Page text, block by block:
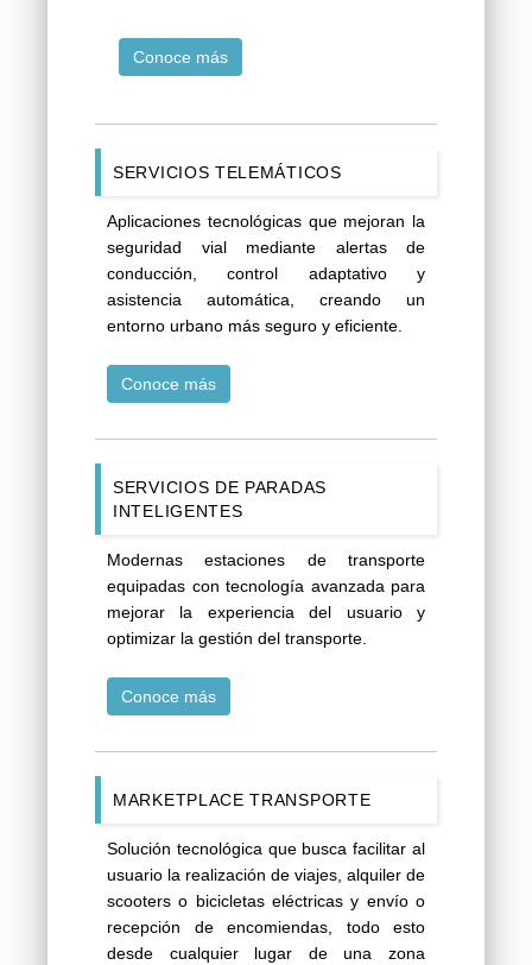
Conoce más
SERVICIOS TELEMÁTICOS
Aplicaciones tecnológicas que mejoran la
seguridad vial mediante alertas de
conducción, control adaptativo y
asistencia automática, creando un
entorno urbano más seguro y eficiente.
Conoce más
SERVICIOS DE PARADAS
INTELIGENTES
Modernas estaciones de transporte
equipadas con tecnología avanzada para
mejorar la experiencia del usuario y
optimizar la gestión del transporte.
Conoce más
MARKETPLACE TRANSPORTE
Solución tecnológica que busca facilitar al
usuario la realización de viajes, alquiler de
scooters o bicicletas eléctricas y envío o
recepción de encomiendas, todo esto
desde cualquier lugar de una zona